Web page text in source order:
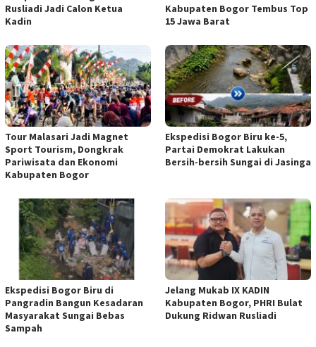
Rusliadi Jadi Calon Ketua
Kadin
Kabupaten Bogor Tembus Top
15 Jawa Barat
Tour Malasari Jadi Magnet
Sport Tourism, Dongkrak
Pariwisata dan Ekonomi
Kabupaten Bogor
Ekspedisi Bogor Biru ke-5,
Partai Demokrat Lakukan
Bersih-bersih Sungai di Jasinga
Ekspedisi Bogor Biru di
Pangradin Bangun Kesadaran
Masyarakat Sungai Bebas
Sampah
Jelang Mukab IX KADIN
Kabupaten Bogor, PHRI Bulat
Dukung Ridwan Rusliadi